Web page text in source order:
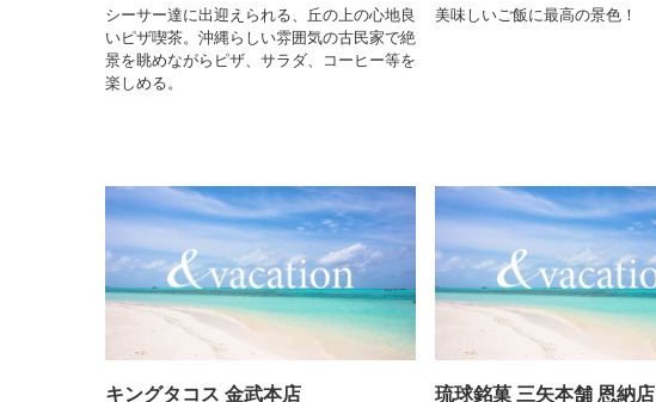
シーサー達に出迎えられる、丘の上の心地良
いピザ喫茶。沖縄らしい雰囲気の古民家で絶
景を眺めながらピザ、サラダ、コーヒー等を
楽しめる。
美味しいご飯に最高の景色！
キングタコス 金武本店 琉球銘菓 三矢本舗 恩納店